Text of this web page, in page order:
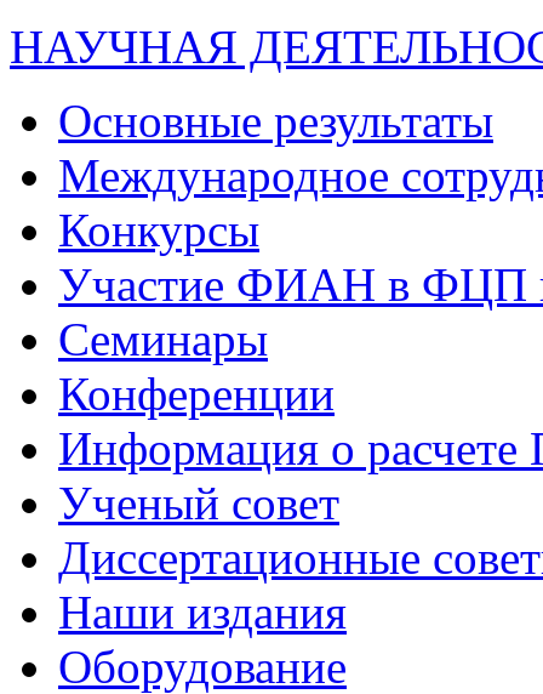
НАУЧНАЯ
Основные результаты
Международное
Конкурсы
Участие ФИАН в ФЦП
Семинары
Конференции
Информация о
Ученый совет
Диссертационные
Наши издания
Оборудование